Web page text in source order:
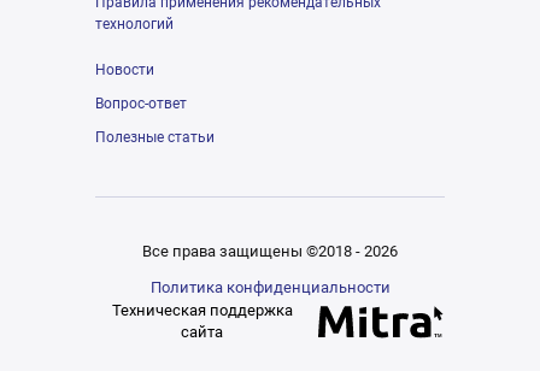
технологий
Новости
Вопрос-ответ
Полезные статьи
Все права защищены ©2018 - 2026
Политика конфиденциальности
Техническая поддержка
сайта